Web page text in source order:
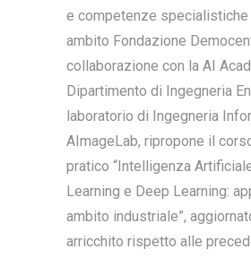
e competenze specialistiche
ambito Fondazione
collaborazione con la AI
Dipartimento di Ingegneria
laboratorio di Ingegneria
AImageLab, ripropone il
pratico “Intelligenza
Learning e Deep Learning:
ambito industriale”,
arricchito rispetto alle